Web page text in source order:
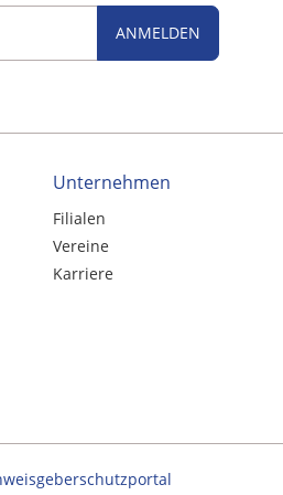
ANMELDEN
Unternehmen
Filialen
Vereine
Karriere